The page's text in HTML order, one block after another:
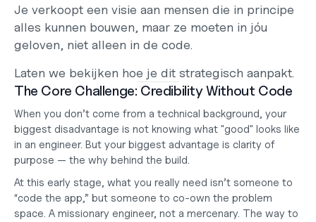
Je verkoopt een visie aan mensen die in principe
alles kunnen bouwen, maar ze moeten in jóu
geloven, niet alleen in de code.
Laten we bekijken hoe je dit strategisch aanpakt.
The Core Challenge: Credibility Without Code
When you don’t come from a technical background, your
biggest disadvantage is not knowing what "good" looks like
in an engineer. But your biggest advantage is clarity of
purpose — the why behind the build.
At this early stage, what you really need isn’t someone to
“code the app,” but someone to co-own the problem
space. A missionary engineer, not a mercenary. The way to